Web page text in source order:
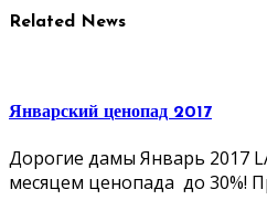
Related News
Январский ценопад 2017
Дорогие дамы Январь 2017
месяцем ценопада до 30%!